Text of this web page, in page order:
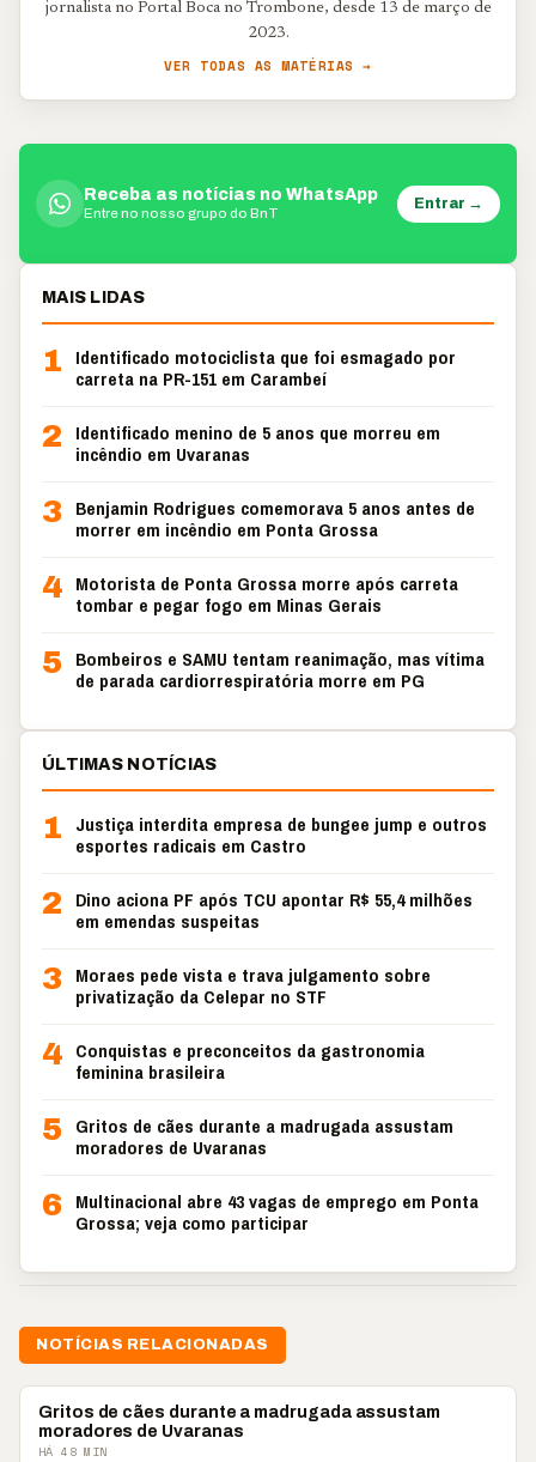
jornalista no Portal Boca no Trombone, desde 13 de março de
2023.
VER TODAS AS MATÉRIAS →
Receba as notícias no WhatsApp
Entre no nosso grupo do BnT
Entrar →
MAIS LIDAS
1
Identificado motociclista que foi esmagado por
carreta na PR-151 em Carambeí
2
Identificado menino de 5 anos que morreu em
incêndio em Uvaranas
3 Benjamin Rodrigues comemorava 5 anos antes de
morrer em incêndio em Ponta Grossa
4 Motorista de Ponta Grossa morre após carreta
tombar e pegar fogo em Minas Gerais
5 Bombeiros e SAMU tentam reanimação, mas vítima
de parada cardiorrespiratória morre em PG
ÚLTIMAS NOTÍCIAS
1
Justiça interdita empresa de bungee jump e outros
esportes radicais em Castro
2
Dino aciona PF após TCU apontar R$ 55,4 milhões
em emendas suspeitas
3 Moraes pede vista e trava julgamento sobre
privatização da Celepar no STF
4 Conquistas e preconceitos da gastronomia
feminina brasileira
5 Gritos de cães durante a madrugada assustam
moradores de Uvaranas
6 Multinacional abre 43 vagas de emprego em Ponta
Grossa; veja como participar
NOTÍCIAS RELACIONADAS
PONTA GROSSA
Gritos de cães durante a madrugada assustam
moradores de Uvaranas
HÁ 48 MIN